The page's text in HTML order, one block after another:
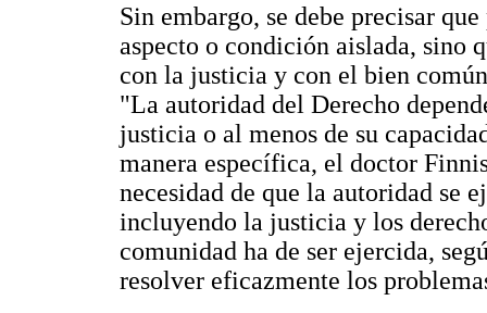
Sin embargo, se debe precisar
aspecto o condición aislada, sino
con la justicia y con el bien
"La autoridad del Derecho
justicia o al menos de su
manera específica, el doctor
necesidad de que la autoridad se
incluyendo la justicia y los
comunidad ha de ser ejercida,
resolver eficazmente los